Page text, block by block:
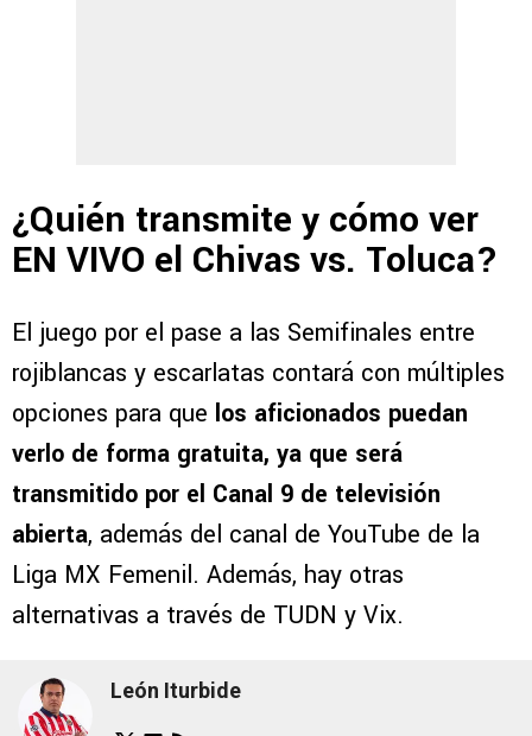
¿Quién transmite y cómo ver
EN VIVO el Chivas vs. Toluca?
El juego por el pase a las Semifinales entre
rojiblancas y escarlatas contará con múltiples
opciones para que los aficionados puedan
verlo de forma gratuita, ya que será
transmitido por el Canal 9 de televisión
abierta, además del canal de YouTube de la
Liga MX Femenil. Además, hay otras
alternativas a través de TUDN y Vix.
León Iturbide